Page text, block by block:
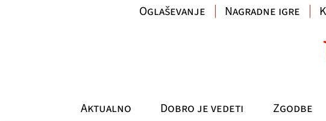
Aktualno Dobro je vedeti Zgodbe
Oglaševanje Nagradne igre